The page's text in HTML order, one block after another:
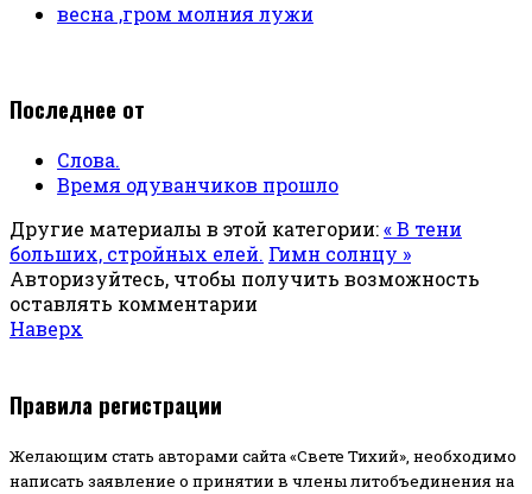
весна ,гром молния лужи
Последнее от
Слова.
Время одуванчиков прошло
Другие материалы в этой категории:« В тени
больших, стройных елей. Гимн солнцу »
Авторизуйтесь, чтобы получить возможность
оставлять комментарии
Наверх
Правила регистрации
Желающим стать авторами сайта «Свете Тихий», необходимо
написать заявление о принятии в члены литобъединения на